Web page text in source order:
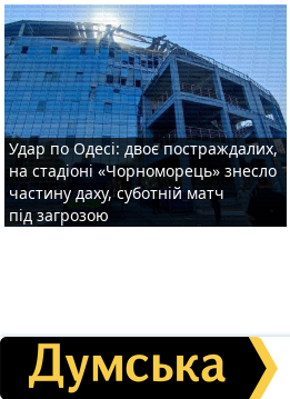
Удар по Одесі: двоє постраждалих,
на стадіоні «Чорноморець» знесло
частину даху, суботній матч
під загрозою